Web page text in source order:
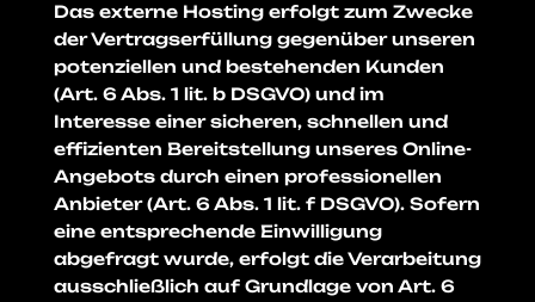
Das externe Hosting erfolgt zum Zwecke
der Vertragserfüllung gegenüber unseren
potenziellen und bestehenden Kunden
(Art. 6 Abs. 1 lit. b DSGVO) und im
Interesse einer sicheren, schnellen und
effizienten Bereitstellung unseres Online-
Angebots durch einen professionellen
Anbieter (Art. 6 Abs. 1 lit. f DSGVO). Sofern
eine entsprechende Einwilligung
abgefragt wurde, erfolgt die Verarbeitung
ausschließlich auf Grundlage von Art. 6